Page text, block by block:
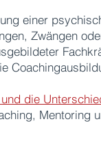
einer
Zwängen
die
Mentoring